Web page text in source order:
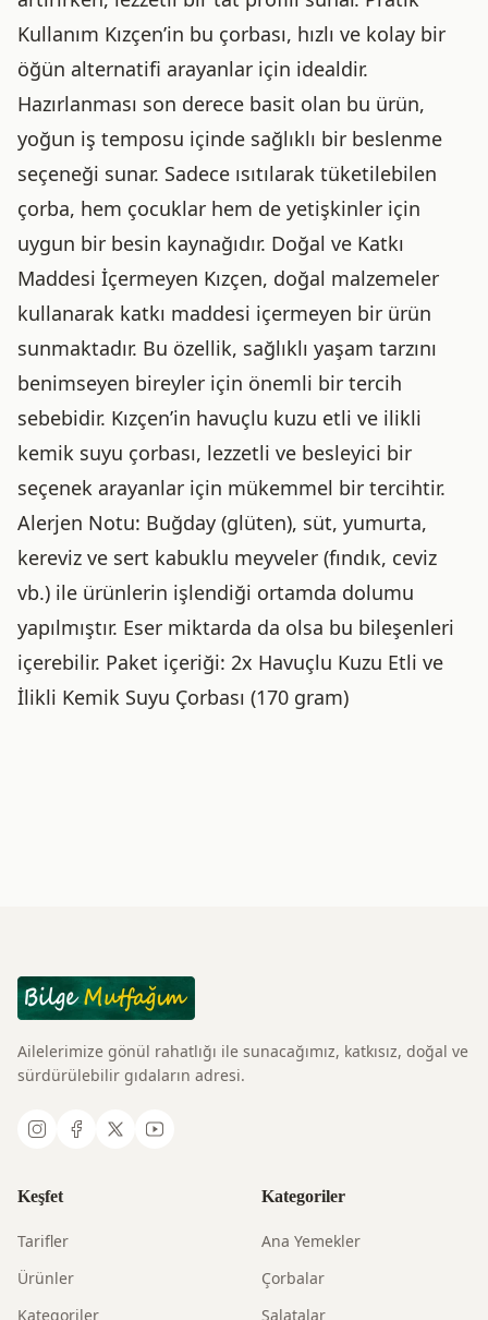
Kullanım Kızçen’in bu çorbası, hızlı ve kolay bir
öğün alternatifi arayanlar için idealdir.
Hazırlanması son derece basit olan bu ürün,
yoğun iş temposu içinde sağlıklı bir beslenme
seçeneği sunar. Sadece ısıtılarak tüketilebilen
çorba, hem çocuklar hem de yetişkinler için
uygun bir besin kaynağıdır. Doğal ve Katkı
Maddesi İçermeyen Kızçen, doğal malzemeler
kullanarak katkı maddesi içermeyen bir ürün
sunmaktadır. Bu özellik, sağlıklı yaşam tarzını
benimseyen bireyler için önemli bir tercih
sebebidir. Kızçen’in havuçlu kuzu etli ve ilikli
kemik suyu çorbası, lezzetli ve besleyici bir
seçenek arayanlar için mükemmel bir tercihtir.
Alerjen Notu: Buğday (glüten), süt, yumurta,
kereviz ve sert kabuklu meyveler (fındık, ceviz
vb.) ile ürünlerin işlendiği ortamda dolumu
yapılmıştır. Eser miktarda da olsa bu bileşenleri
içerebilir. Paket içeriği: 2x Havuçlu Kuzu Etli ve
İlikli Kemik Suyu Çorbası (170 gram)
Ailelerimize gönül rahatlığı ile sunacağımız, katkısız, doğal ve
sürdürülebilir gıdaların adresi.
Keşfet
Tarifler
Ürünler
Kategoriler
Kategoriler
Ana Yemekler
Çorbalar
Salatalar